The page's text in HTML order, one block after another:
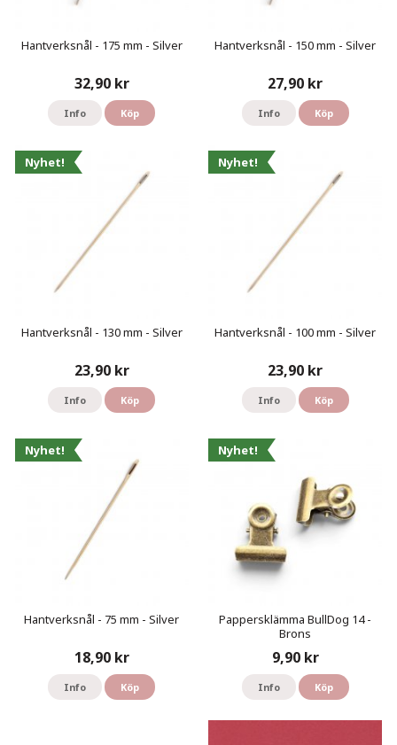
Hantverksnål - 175 mm - Silver
32,90 kr
Info Köp
Hantverksnål - 150 mm - Silver
27,90 kr
Info Köp
Nyhet!
Hantverksnål - 130 mm - Silver
23,90 kr
Info Köp
Nyhet!
Hantverksnål - 100 mm - Silver
23,90 kr
Info Köp
Nyhet!
Hantverksnål - 75 mm - Silver
18,90 kr
Info Köp
Nyhet!
Pappersklämma BullDog 14 -
Brons
9,90 kr
Info Köp